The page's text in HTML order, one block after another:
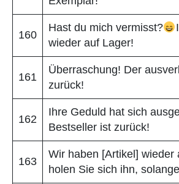
160
Hast du mich vermisst?
wieder auf Lager!
161
Überraschung! Der
zurück!
162
Ihre Geduld hat sich
Bestseller ist zurück!
163
Wir haben [Artikel] wieder
holen Sie sich ihn,